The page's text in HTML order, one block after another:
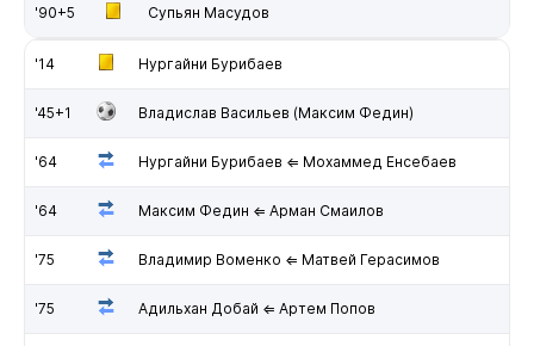
'90+5 Супьян Масудов
'14 Нургайни Бурибаев
'45+1 Владислав Васильев (Максим Федин)
'64 Нургайни Бурибаев ⇐ Мохаммед Енсебаев
'64 Максим Федин ⇐ Арман Смаилов
'75 Владимир Воменко ⇐ Матвей Герасимов
'75 Адильхан Добай ⇐ Артем Попов